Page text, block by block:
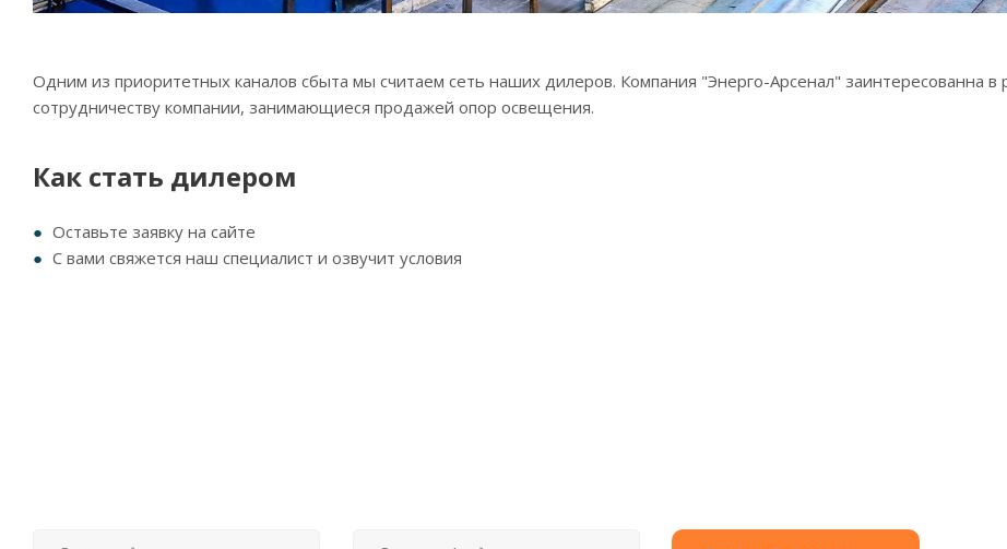
Одним из приоритетных каналов сбыта мы считаем сеть наших дилеров. Компания "Энерго-Арсенал" заинтересованна в
сотрудничеству компании, занимающиеся продажей опор освещения.
Как стать дилером
Оставьте заявку на сайте
С вами свяжется наш специалист и озвучит условия